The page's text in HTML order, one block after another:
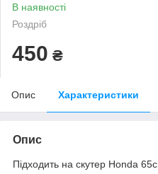
В наявності
Роздріб
450 ₴
Опис Характеристики
Опис
Підходить на скутер Honda 65c